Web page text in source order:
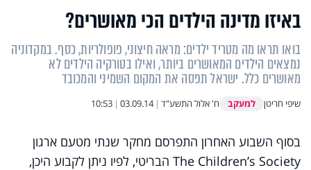
באיזו מדינה הילדים הכי מאושרים?
בואו תראו מה מטריד ילדים: מראה חיצוני, פופולריות, כסף. במקדוניה
נמצאים הילדים המאושרים ביותר, ואילו בטורקיה הילדים לא
מאושרים כלל. ישראל תפסה את המקום השמיני והמכובד
שיפי חריטן למעקב ח' אלול התשע"ד |
03.09.14
|
10:53
בסוף השבוע האחרון התפרסם מחקר שנתי מטעם ארגון
The Children’s Society הבריטי, לפיו ניתן לקבוע היכן,